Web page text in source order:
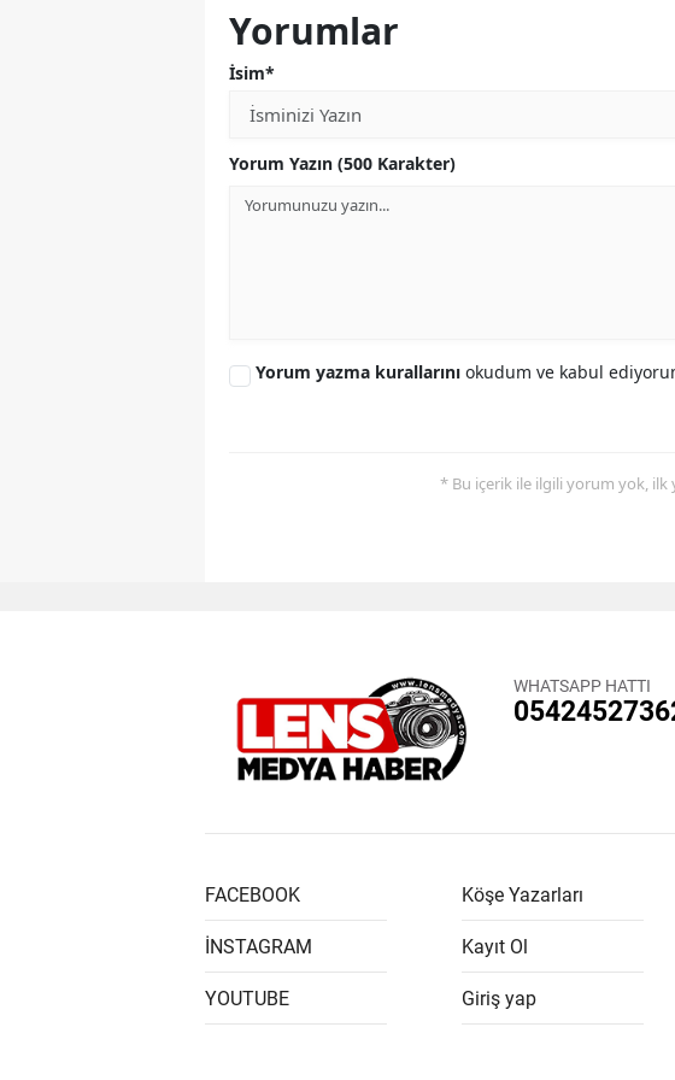
Yorumlar
İsim*
Yorum Yazın (500 Karakter)
Yorum yazma kurallarını okudum ve kabul
* Bu içerik ile ilgili yorum yok, ilk
WHATSAPP HATTI
FACEBOOK
İNSTAGRAM
YOUTUBE
Köşe Yazarları
Kayıt Ol
Giriş yap